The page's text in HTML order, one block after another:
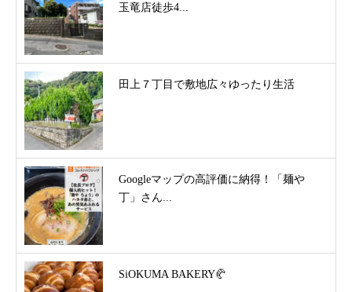
玉竜店徒歩4...
田上７丁目で敷地広々ゆったり生活
Googleマップの高評価に納得！「麺や
丁」さん...
SiOKUMA BAKERY🥐